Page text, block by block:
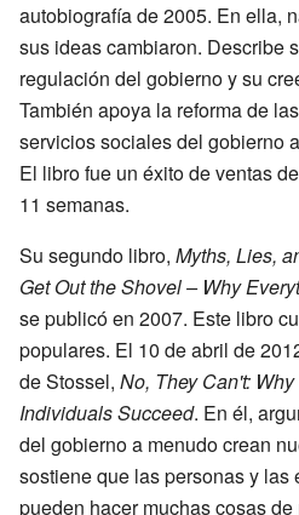
autobiografía de 2005. En ella,
sus ideas cambiaron. Describe
regulación del gobierno y su
También apoya la reforma de
servicios sociales del gobierno
El libro fue un éxito de ventas
11 semanas.
Su segundo libro, Myths, Lies,
Get Out the Shovel – Why
se publicó en 2007. Este libro
populares. El 10 de abril de
de Stossel, No, They Can't:
Individuals Succeed. En él,
del gobierno a menudo crean
sostiene que las personas y las
pueden hacer muchas cosas